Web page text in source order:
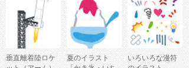
垂直離着陸ロケ
夏のイラスト
いろいろな漫符